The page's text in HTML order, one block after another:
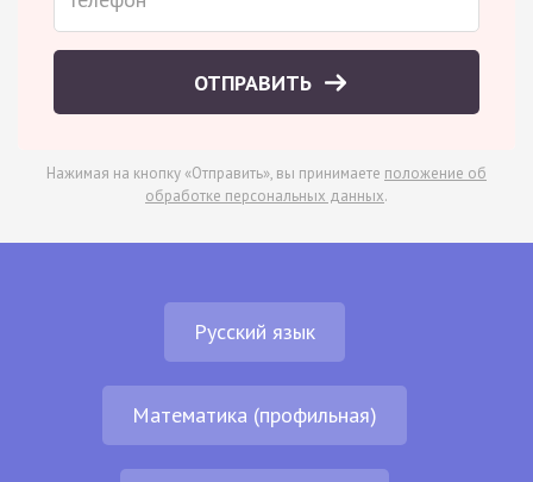
ОТПРАВИТЬ
Нажимая на кнопку «Отправить», вы принимаете положение об
обработке персональных данных.
Русский язык
Математика (профильная)